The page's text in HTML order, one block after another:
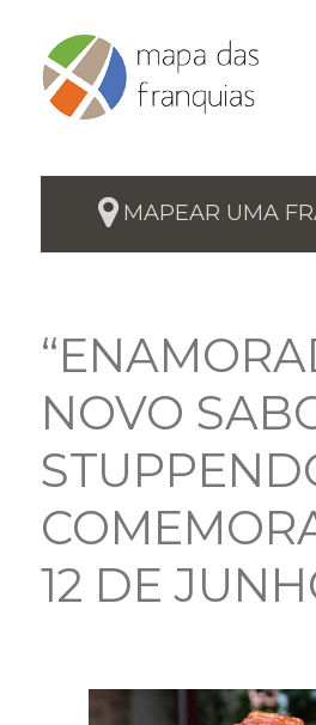
MAPEAR UMA
NOVO
12 DE